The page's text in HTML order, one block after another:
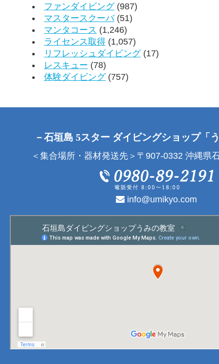
ファンダイビング(987)
マスタースクーバ(51)
マンタコース (1,246)
ライセンス取得 (1,057)
リフレッシュダイビング(17)
レスキュー (78)
体験ダイビング(757)
－石垣島 5スター ダイビングショップ「
＜集合場所・器材発送先＞〒907-0332 沖縄県
info@umikyo.com